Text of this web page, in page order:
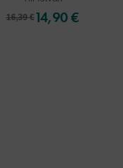
16,39 € 14,90 €